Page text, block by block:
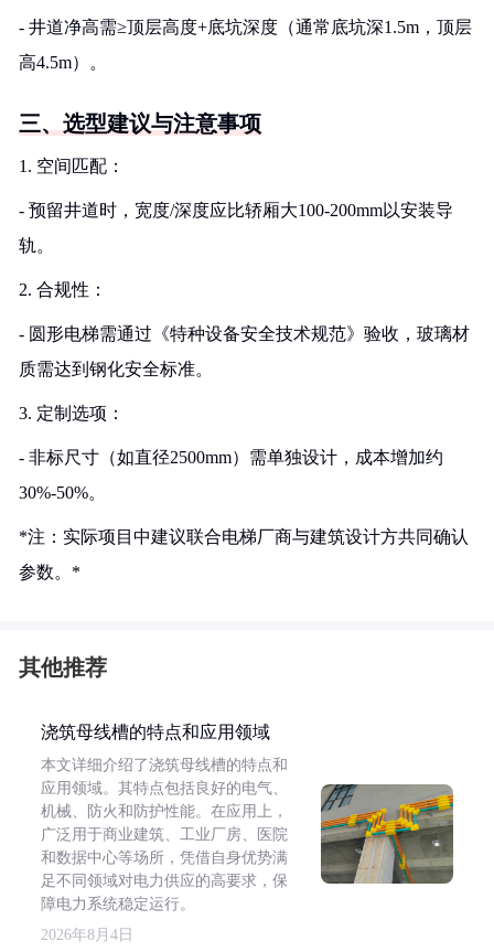
- 井道净高需≥顶层高度+底坑深度（通常底坑深1.5m，顶层
高4.5m）。
三、选型建议与注意事项
1. 空间匹配：
- 预留井道时，宽度/深度应比轿厢大100-200mm以安装导
轨。
2. 合规性：
- 圆形电梯需通过《特种设备安全技术规范》验收，玻璃材
质需达到钢化安全标准。
3. 定制选项：
- 非标尺寸（如直径2500mm）需单独设计，成本增加约
30%-50%。
*注：实际项目中建议联合电梯厂商与建筑设计方共同确认
参数。*
其他推荐
浇筑母线槽的特点和应用领域
本文详细介绍了浇筑母线槽的特点和
应用领域。其特点包括良好的电气、
机械、防火和防护性能。在应用上，
广泛用于商业建筑、工业厂房、医院
和数据中心等场所，凭借自身优势满
足不同领域对电力供应的高要求，保
障电力系统稳定运行。
2026年8月4日